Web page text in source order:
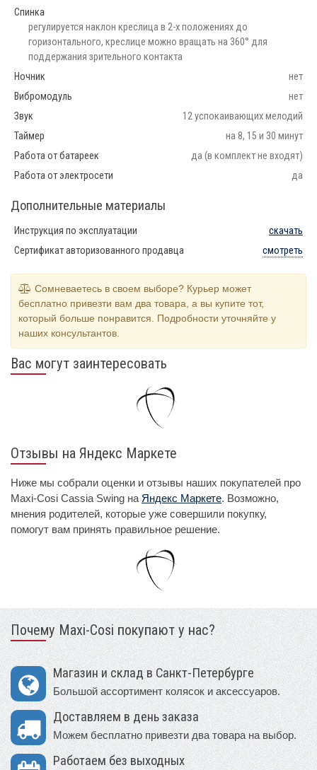
Спинка
регулируется наклон креслица в 2-х положениях до
горизонтального, креслице можно вращать на 360° для
поддержания зрительного контакта
Ночник
нет
Вибромодуль
нет
Звук
12 успокаивающих мелодий
Таймер
на 8, 15 и 30 минут
Работа от батареек
да (в комплект не входят)
Работа от электросети
да
Дополнительные материалы
Инструкция по эксплуатации
скачать
Сертификат авторизованного продавца
смотреть
Сомневаетесь в своем выборе? Курьер может
бесплатно привезти вам два товара, а вы купите тот,
который больше понравится. Подробности уточняйте у
наших консультантов.
Вас могут заинтересовать
Отзывы на Яндекс Маркете
Ниже мы собрали оценки и отзывы наших покупателей про
Maxi-Cosi Cassia Swing на Яндекс Маркете. Возможно,
мнения родителей, которые уже совершили покупку,
помогут вам принять правильное решение.
Почему Maxi-Cosi покупают у нас?
Магазин и склад в Санкт-Петербурге
Большой ассортимент колясок и аксессуаров.
Доставляем в день заказа
Можем бесплатно привезти два товара на выбор.
Работаем без выходных